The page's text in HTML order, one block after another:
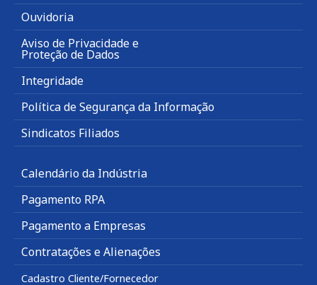
Ouvidoria
Aviso de Privacidade e
Proteção de Dados
Integridade
Política de Segurança da Informação
Sindicatos Filiados
Calendário da Indústria
Pagamento RPA
Pagamento a Empresas
Contratações e Alienações
Cadastro Cliente/Fornecedor